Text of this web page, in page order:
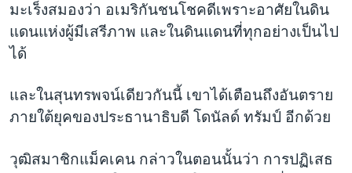
มะเร็งสมองว่า อเมริกันชนโชคดีเพราะอาศัยในดิน
แดนแห่งผู้มีเสรีภาพ และในดินแดนที่ทุกอย่างเป็นไป
ได้
และในสุนทรพจน์เดียวกันนี้ เขาได้เตือนถึงอันตราย
ภายใต้ยุคของประธานาธิบดี โดนัลด์ ทรัมป์ อีกด้วย
วุฒิสมาชิกแม็คเคน กล่าวในตอนนั้นว่า การปฏิเสธ